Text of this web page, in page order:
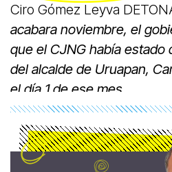
Ciro Gómez Leyva
acabara noviembre, el
que el CJNG había estado
del alcalde de Uruapan,
el día 1 de ese mes.